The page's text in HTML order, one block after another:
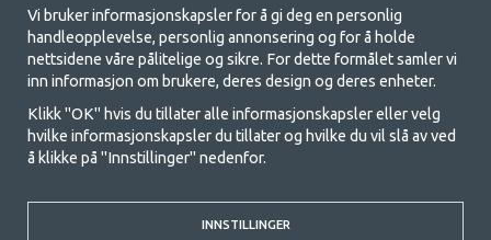
GetCamping - Din butikk for camping
og friluftsliv
Camping kan enten være en livsstil eller en måte å samle familien for et
felles eventyr. Uansett hvilken kategori du tilhører, finner du alt du
campe, og derfor tilbyr vi veldig gode priser på familietelt,
campingfortelt og alt annet utstyr for camping og friluftsliv. Målet vårt
Vi bruker informasjonskapsler for å gi deg en personlig
handleopplevelse, personlig annonsering og for å holde
nettsidene våre pålitelige og sikre. For dette formålet samler vi
inn informasjon om brukere, deres design og deres enheter.
Klikk "OK" hvis du tillater alle informasjonskapsler eller velg
hvilke informasjonskapsler du tillater og hvilke du vil slå av ved
å klikke på "Innstillinger" nedenfor.
INNSTILLINGER